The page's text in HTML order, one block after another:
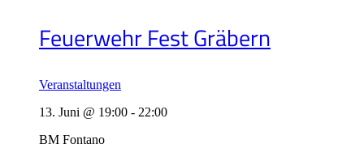
Feuerwehr Fest Gräbern
Veranstaltungen
13. Juni @ 19:00 - 22:00
BM Fontano